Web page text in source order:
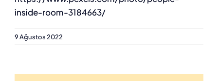
inside-room-3184663/
9 Ağustos 2022